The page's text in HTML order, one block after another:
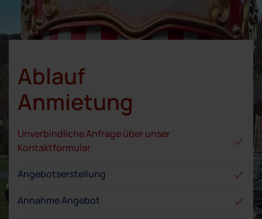
Ablauf
Anmietung
Unverbindliche Anfrage über unser
Kontaktformular
Angebotserstellung
Annahme Angebot